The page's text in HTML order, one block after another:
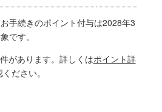
手続きのポイント付与は2028年3
です。
があります。詳しくはポイント詳
ださい。